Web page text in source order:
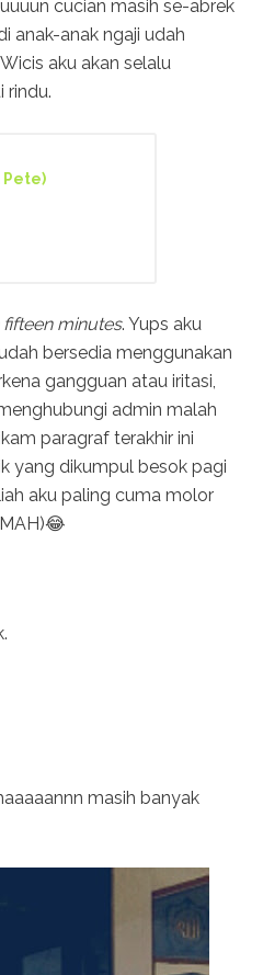
cucian masih se-abrek
anak-anak ngaji udah
aku akan selalu
rindu.
Pete)
fifteen minutes. Yups aku
bersedia menggunakan
gangguan atau iritasi,
admin malah
paragraf terakhir ini
yang dikumpul besok pagi
aku paling cuma molor
masih banyak